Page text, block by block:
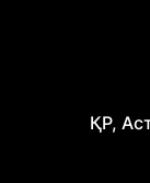
ҚР,